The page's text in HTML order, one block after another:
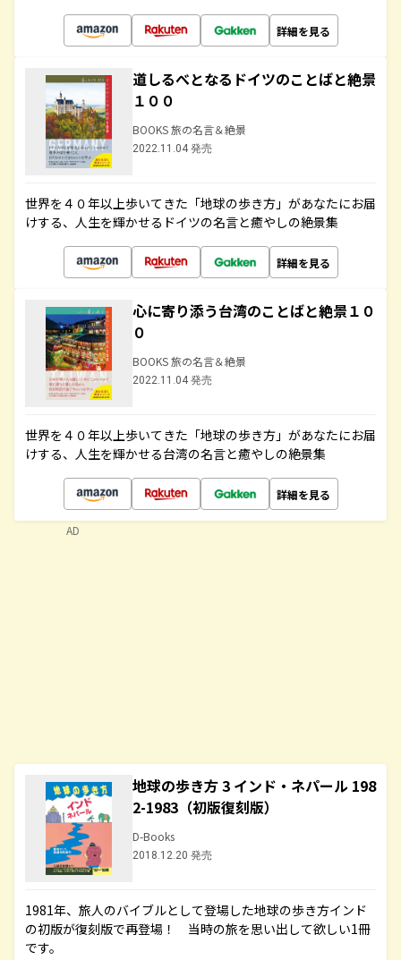
詳細を見る
道しるべとなるドイツのことばと絶景
１００
BOOKS 旅の名言＆絶景
2022.11.04 発売
世界を４０年以上歩いてきた「地球の歩き方」があなたにお届
けする、人生を輝かせるドイツの名言と癒やしの絶景集
詳細を見る
心に寄り添う台湾のことばと絶景１０
０
BOOKS 旅の名言＆絶景
2022.11.04 発売
世界を４０年以上歩いてきた「地球の歩き方」があなたにお届
けする、人生を輝かせる台湾の名言と癒やしの絶景集
詳細を見る
地球の歩き方 3 インド・ネパール 198
2-1983（初版復刻版）
D-Books
2018.12.20 発売
1981年、旅人のバイブルとして登場した地球の歩き方インド
の初版が復刻版で再登場！ 当時の旅を思い出して欲しい1冊
です。
AD